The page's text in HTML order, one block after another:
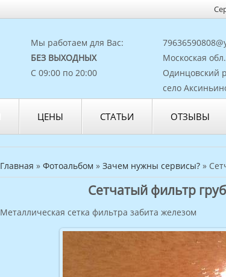
Мы работаем для Вас:
БЕЗ ВЫХОДНЫХ
С 09:00 по 20:00
Москоская
Одинцовский
село
ЦЕНЫ СТАТЬИ ОТЗЫВЫ
Главная » Фотоальбом » Зачем нужны сервисы? »
Сетчатый фильтр
Металлическая сетка фильтра забита железом